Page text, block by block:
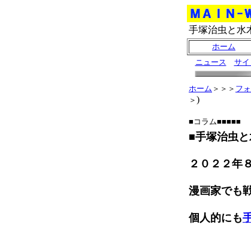
手塚治虫と水
ホーム
ニュース
サ
ホーム ＞＞＞ フ
＞ )
■コラム■■■■■
■手塚治虫
２０２２年
漫画家でも
個人的にも